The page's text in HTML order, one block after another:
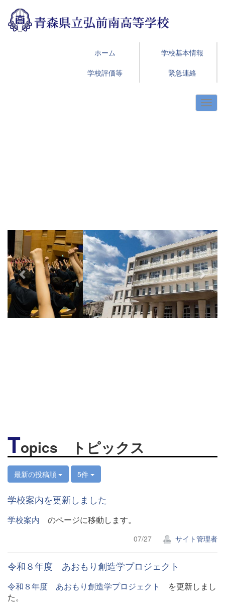
ホーム
学校基本情報
学校評価等
緊急連絡
s
Topics トピックス
最新の投稿順 5件
学校案内を更新しました
学校案内 のページに移動します。
07/27 サイト管理者
令和８年度 あおもり創造学プロジェクト
令和８年度 あおもり創造学プロジェクト
を更新しまし
た。